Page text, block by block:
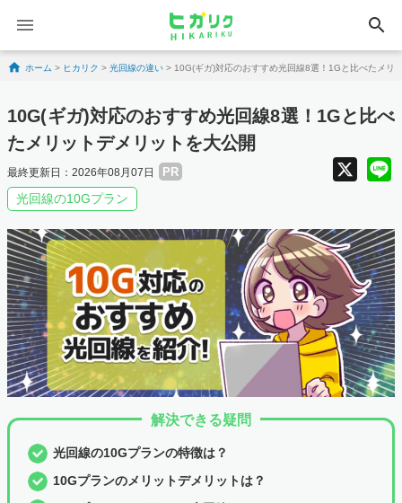
search
Skip to content
ホーム > ヒカリク > 光回線の違い > 10G(ギガ)対応のおすすめ光回線8選！1Gと比べたメリ
10G(ギガ)対応のおすすめ光回線8選！1Gと比べ
たメリットデメリットを大公開
最終更新日：2026年08月07日 PR X
光回線の10Gプラン
解決できる疑問
光回線の10Gプランの特徴は？
10Gプランのメリットデメリットは？